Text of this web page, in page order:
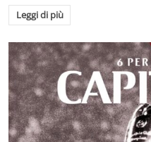
Leggi di più